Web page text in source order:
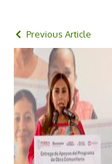
Previous Article